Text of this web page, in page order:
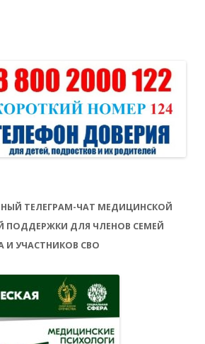
ТЕЛЕГРАМ-ЧАТ МЕДИЦИНСКОЙ
ПОДДЕРЖКИ ДЛЯ ЧЛЕНОВ СЕМЕЙ
И УЧАСТНИКОВ СВО